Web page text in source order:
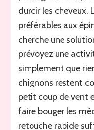
durcir les cheveux.
préférables aux
cherche une
prévoyez une
simplement que
chignons restent
petit coup de vent
faire bouger les
retouche rapide